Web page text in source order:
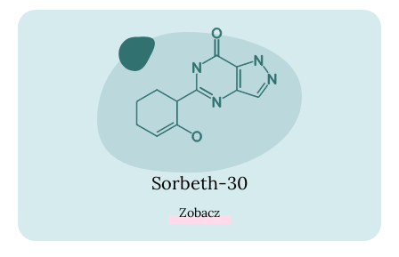
Sorbeth-30
Zobacz